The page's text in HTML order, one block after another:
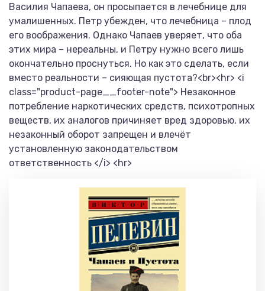
Василия Чапаева, он просыпается в лечебнице для
умалишенных. Петр убежден, что лечебница – плод
его воображения. Однако Чапаев уверяет, что оба
этих мира – нереальны, и Петру нужно всего лишь
окончательно проснуться. Но как это сделать, если
вместо реальности – сияющая пустота?<br><hr> <i
class="product-page__footer-note"> Незаконное
потребление наркотических средств, психотропных
веществ, их аналогов причиняет вред здоровью, их
незаконный оборот запрещен и влечёт
установленную законодательством
ответственность </i> <hr>